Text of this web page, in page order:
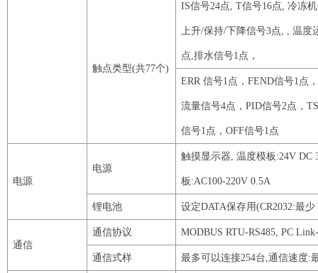
触点类型(共77个)
IS信号24点,T信号16点, 冷冻
上升/保持/下降信号3点, , 温度
点,排水信号1 点，
ERR 信号1 点，FEND信号1 点
流量信号4点，PID信号2点，
信号1 点，OFF信号1 点
电源
电源
触摸显示器, 温度模板:24V DC
板:AC100-220V 0.5A
锂电池 设定DATA保存用(CR2032:最少
通信
通信协议 MODBUS RTU-RS485,PC Link
通信式样 最多可以连接254台,通信速度: